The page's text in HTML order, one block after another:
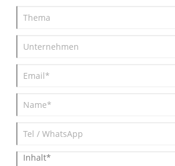
Ihnen regelmäßig die